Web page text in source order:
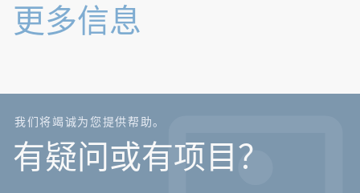
更多信息
我们将竭诚为您提供帮助。
有疑问或有项目？